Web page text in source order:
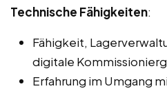
Technische Fähigkeiten:
Fähigkeit,
digitale
Erfahrung im Umgang